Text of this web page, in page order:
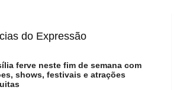
do Expressão
ferve neste fim de semana com
shows, festivais e atrações